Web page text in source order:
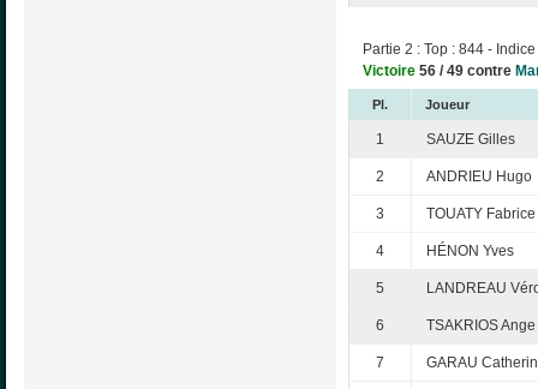
Partie 2 : Top : 844 -
Victoire 56 / 49 contre
Pl. Joueur
1 SAUZE Gilles
2 ANDRIEU Hugo
3 TOUATY Fabrice
4 HÉNON Yves
5 LANDREAU
6 TSAKRIOS Ange
7 GARAU